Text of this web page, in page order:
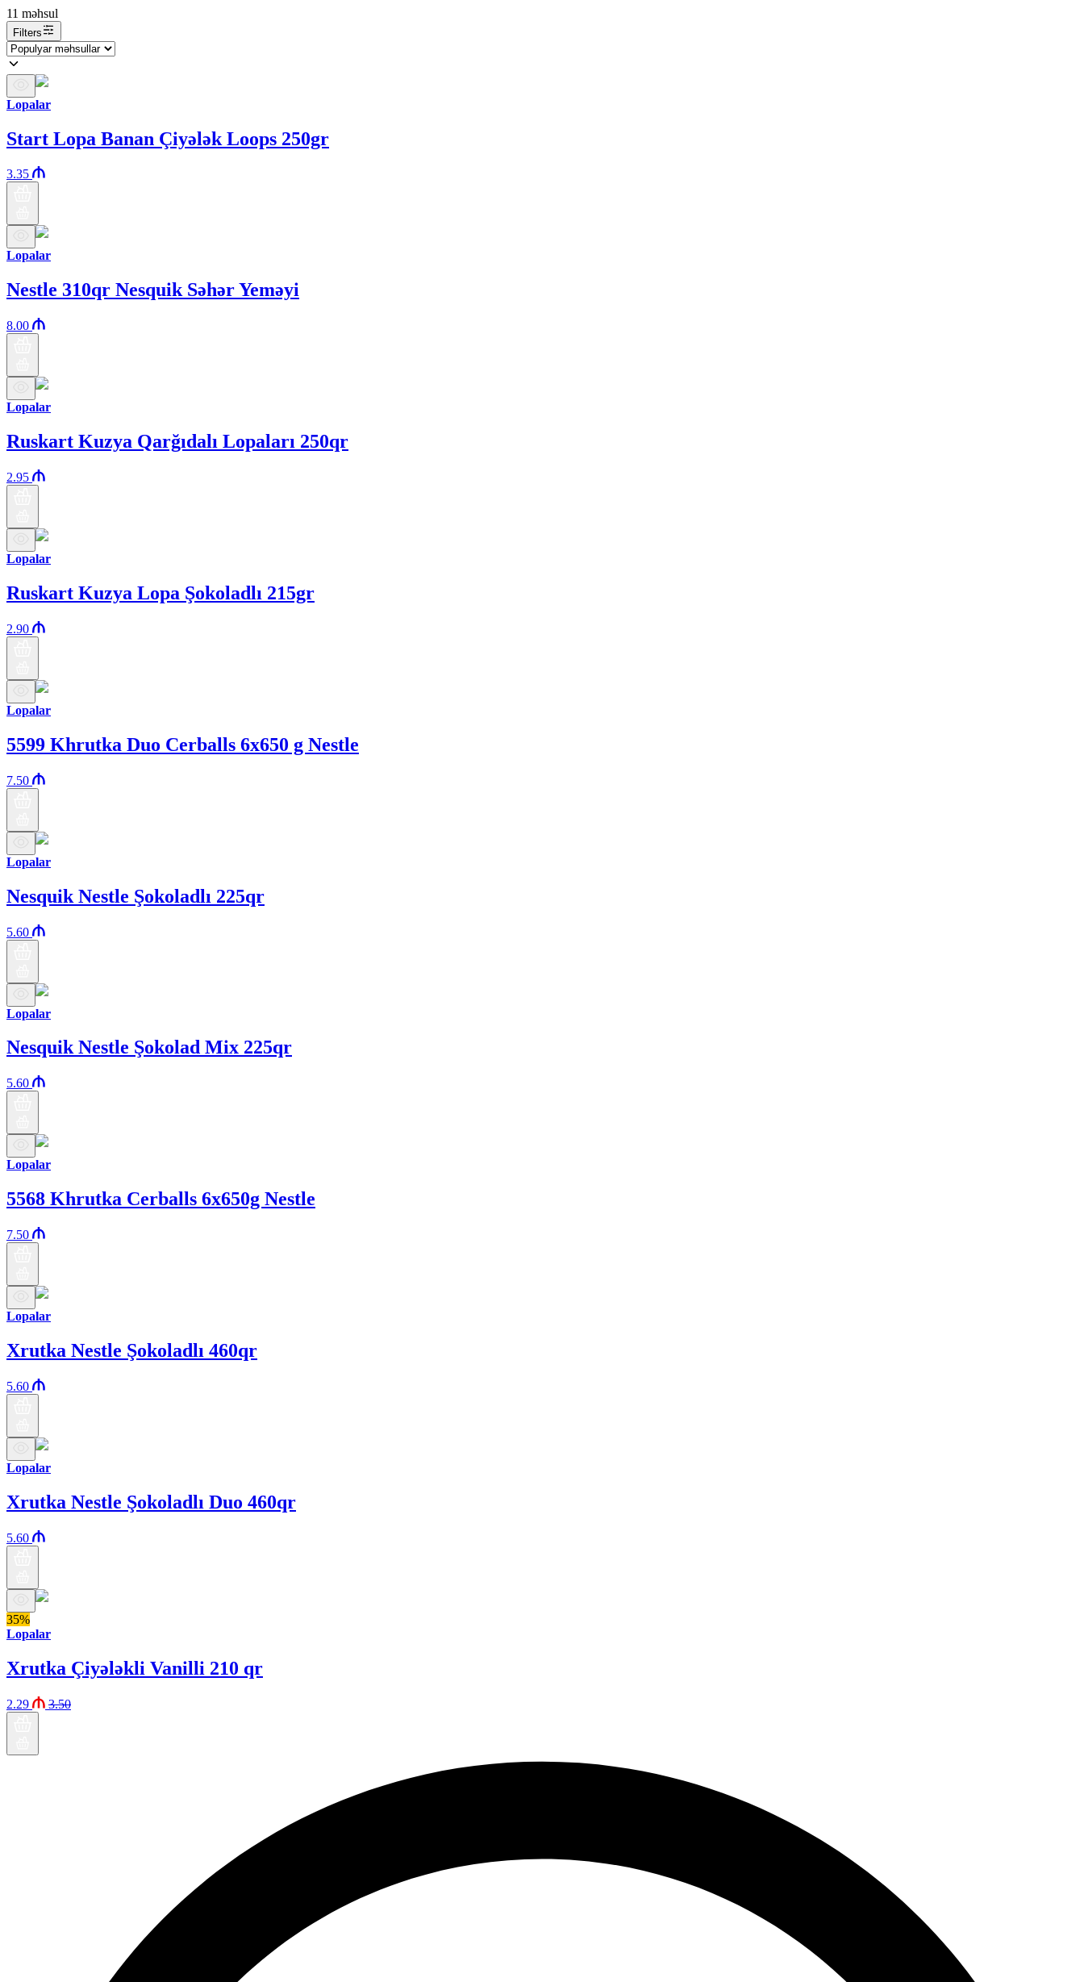
11 məhsul
Filters
Lopalar
Start Lopa Banan Çiyələk Loops 250gr
3.35
Lopalar
Nestle 310qr Nesquik Səhər Yeməyi
8.00
Lopalar
Ruskart Kuzya Qarğıdalı Lopaları 250qr
2.95
Lopalar
Ruskart Kuzya Lopa Şokoladlı 215gr
2.90
Lopalar
5599 Khrutka Duo Cerballs 6x650 g Nestle
7.50
Lopalar
Nesquik Nestle Şokoladlı 225qr
5.60
Lopalar
Nesquik Nestle Şokolad Mix 225qr
5.60
Lopalar
5568 Khrutka Cerballs 6x650g Nestle
7.50
Lopalar
Xrutka Nestle Şokoladlı 460qr
5.60
Lopalar
Xrutka Nestle Şokoladlı Duo 460qr
5.60
35%
Lopalar
Xrutka Çiyələkli Vanilli 210 qr
2.29 3.50